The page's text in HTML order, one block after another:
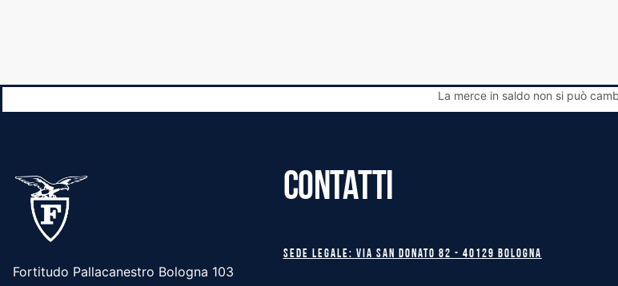
La merce in saldo non si può
Fortitudo Pallacanestro Bologna 103
CONTATTI
Sede legale: Via San Donato 82 - 40129 BOLOGNA